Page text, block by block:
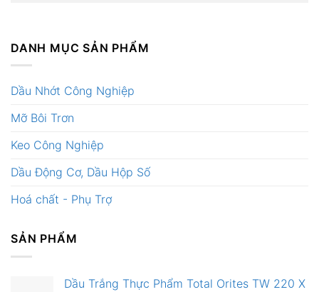
DANH MỤC SẢN PHẨM
Dầu Nhớt Công Nghiệp
Mỡ Bôi Trơn
Keo Công Nghiệp
Dầu Động Cơ, Dầu Hộp Số
Hoá chất - Phụ Trợ
SẢN PHẨM
Dầu Trắng Thực Phẩm Total Orites TW 220 X